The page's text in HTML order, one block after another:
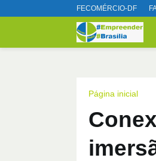
FECOMÉRCIO-DF
Página inicial